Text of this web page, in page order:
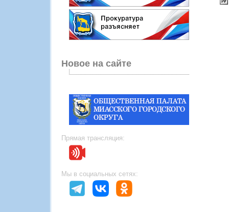
Новое на сайте
Прямая трансляция:
Мы в социальных сетях: